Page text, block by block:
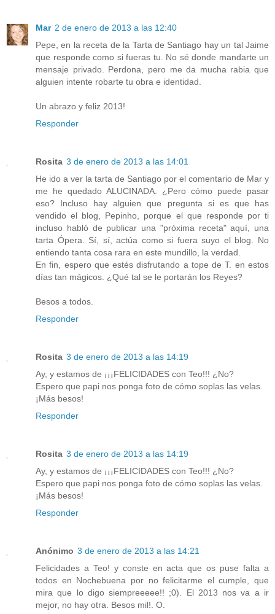
Mar 2 de enero de 2013 a las 12:40
Pepe, en la receta de la Tarta de Santiago hay un tal Jaime
que responde como si fueras tu. No sé donde mandarte un
mensaje privado. Perdona, pero me da mucha rabia que
alguien intente robarte tu obra e identidad.
Un abrazo y feliz 2013!
Responder
Rosita 3 de enero de 2013 a las 14:01
He ido a ver la tarta de Santiago por el comentario de Mar y
me he quedado ALUCINADA. ¿Pero cómo puede pasar
eso? Incluso hay alguien que pregunta si es que has
vendido el blog, Pepinho, porque el que responde por ti
incluso habló de publicar una "próxima receta" aquí, una
tarta Ópera. Sí, sí, actúa como si fuera suyo el blog. No
entiendo tanta cosa rara en este mundillo, la verdad.
En fin, espero que estés disfrutando a tope de T. en estos
días tan mágicos. ¿Qué tal se le portarán los Reyes?
Besos a todos.
Responder
Rosita 3 de enero de 2013 a las 14:19
Ay, y estamos de ¡¡¡FELICIDADES con Teo!!! ¿No?
Espero que papi nos ponga foto de cómo soplas las velas.
¡Más besos!
Responder
Rosita 3 de enero de 2013 a las 14:19
Ay, y estamos de ¡¡¡FELICIDADES con Teo!!! ¿No?
Espero que papi nos ponga foto de cómo soplas las velas.
¡Más besos!
Responder
Anónimo 3 de enero de 2013 a las 14:21
Felicidades a Teo! y conste en acta que os puse falta a
todos en Nochebuena por no felicitarme el cumple, que
mira que lo digo siempreeeee!! ;0). El 2013 nos va a ir
mejor, no hay otra. Besos mil!. O.